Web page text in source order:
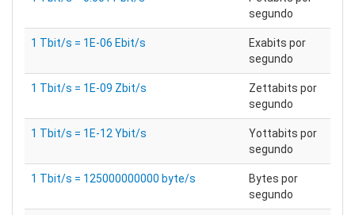
segundo
1 Tbit/s = 1E-06 Ebit/s
Exabits por
segundo
1 Tbit/s = 1E-09 Zbit/s
Zettabits por
segundo
1 Tbit/s = 1E-12 Ybit/s
Yottabits por
segundo
1 Tbit/s = 125000000000 byte/s
Bytes por
segundo